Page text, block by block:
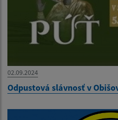
02.09.2024
Odpustová slávnosť v